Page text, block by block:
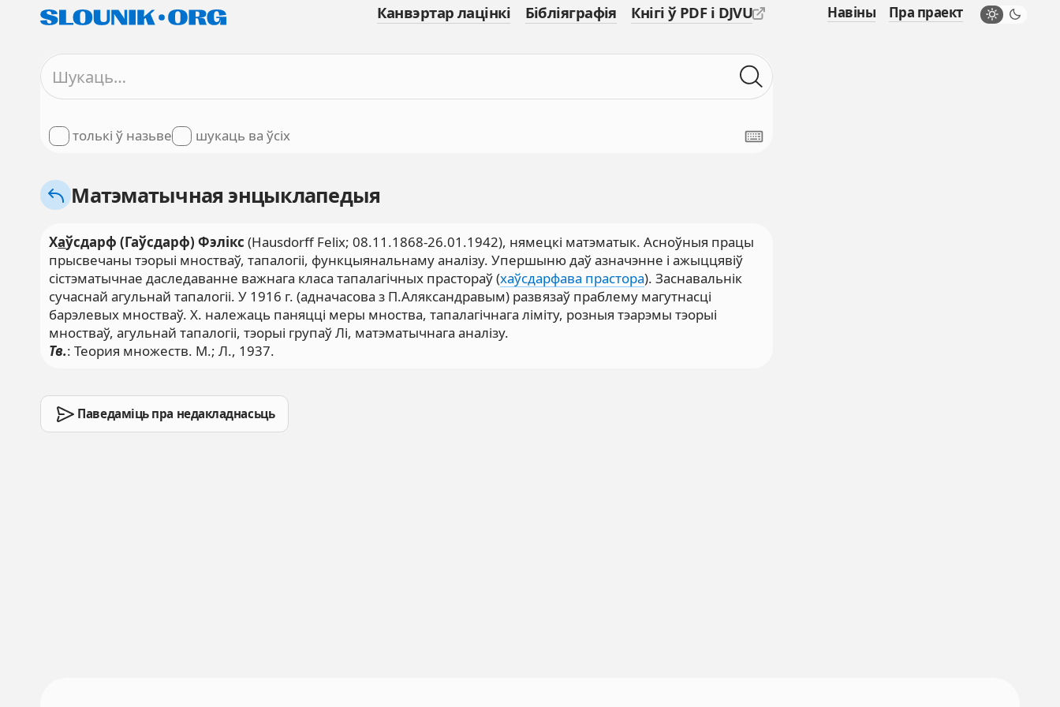
Канвэртар лацінкі Бібліяграфія Кнігі ў PDF і DJVU Навіны Пра праект
толькі ў назьве шукаць ва ўсіх
Матэматычная энцыклапедыя
Хаўсдарф (Гаўсдарф) Фэлікс (Hausdorff Felix; 08.11.1868-26.01.1942), нямецкі матэматык. Асноўныя працы
прысвечаны тэорыі мностваў, тапалогіі, функцыянальнаму аналізу. Упершыню даў азначэнне і ажыццявіў
сістэматычнае даследаванне важнага класа тапалагічных прастораў (хаўсдарфава прастора). Заснавальнік
сучаснай агульнай тапалогіі. У 1916 г. (адначасова з П.Аляксандравым) развязаў праблему магутнасці
барэлевых мностваў. Х. належаць паняцці меры мноства, тапалагічнага ліміту, розныя тэарэмы тэорыі
мностваў, агульнай тапалогіі, тэорыі групаў Лі, матэматычнага аналізу.
Тв.: Теория множеств. М.; Л., 1937.
Паведаміць пра недакладнасьць